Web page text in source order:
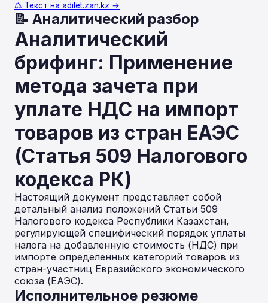
⚖️ Текст на adilet.zan.kz →
📝 Аналитический разбор
Аналитический
брифинг: Применение
метода зачета при
уплате НДС на импорт
товаров из стран ЕАЭС
(Статья 509 Налогового
кодекса РК)
Настоящий документ представляет собой
детальный анализ положений Статьи 509
Налогового кодекса Республики Казахстан,
регулирующей специфический порядок уплаты
налога на добавленную стоимость (НДС) при
импорте определенных категорий товаров из
стран-участниц Евразийского экономического
союза (ЕАЭС).
Исполнительное резюме